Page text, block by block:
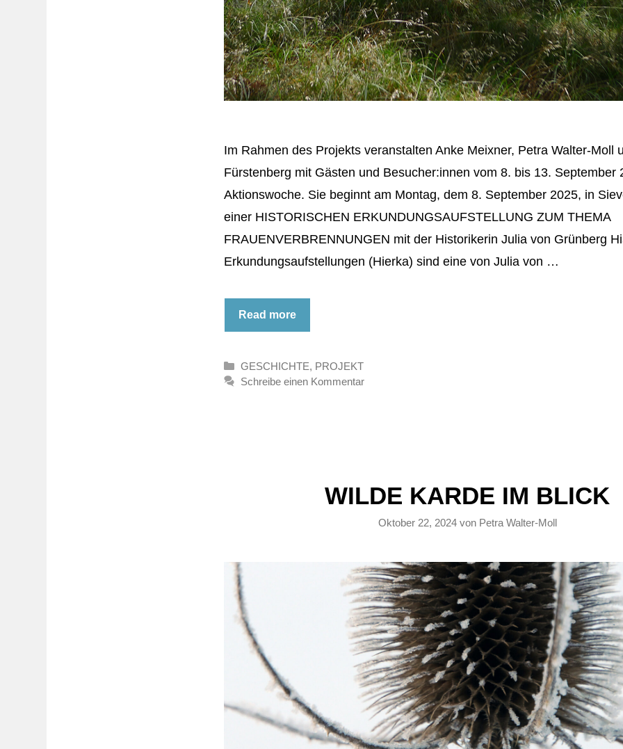
Im Rahmen des Projekts veranstalten Anke Meixner, Petra Walter-Moll
Fürstenberg mit Gästen und Besucher:innen vom 8. bis 13. September
Aktionswoche. Sie beginnt am Montag, dem 8. September 2025, in
einer HISTORISCHEN ERKUNDUNGSAUFSTELLUNG ZUM THEMA
FRAUENVERBRENNUNGEN mit der Historikerin Julia von Grünberg
Erkundungsaufstellungen (Hierka) sind eine von Julia von …
Read more
Kategorien
GESCHICHTE, PROJEKT
Schreibe einen Kommentar
WILDE KARDE IM BLICK
Oktober 22, 2024 von Petra Walter-Moll